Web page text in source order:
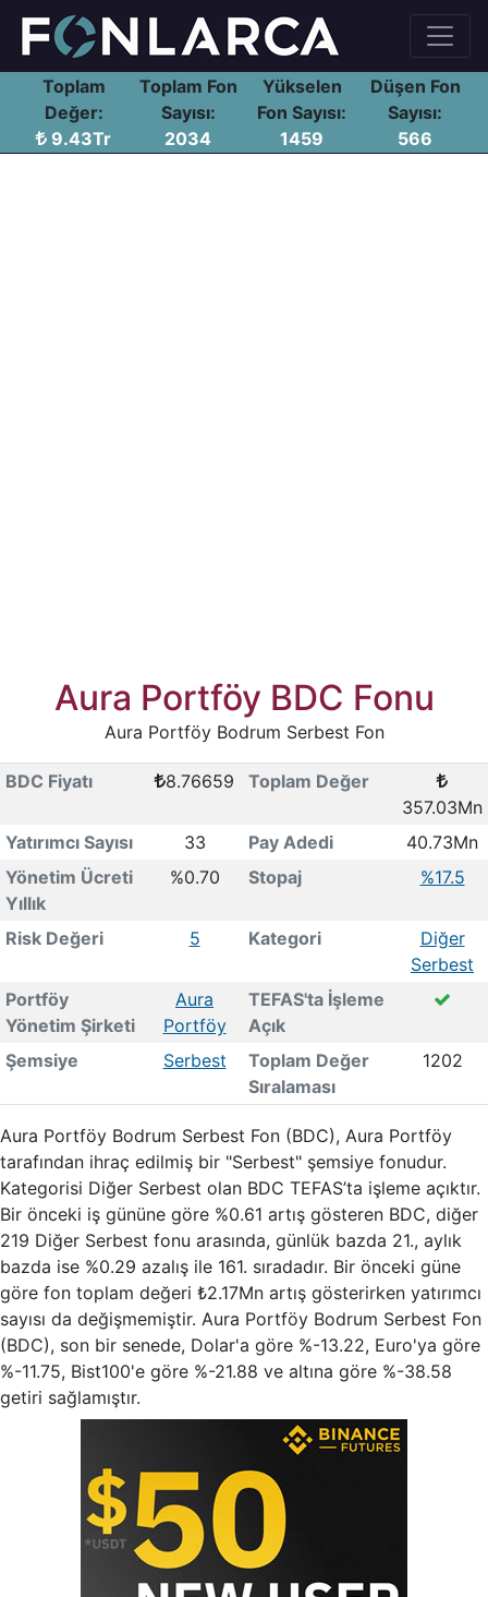
Toplam
Değer:
9.43Tr
Toplam Fon
Sayısı:
2034
Yükselen
Fon Sayısı:
1459
Düşen Fon
Sayısı:
566
Aura Portföy BDC Fonu
Aura Portföy Bodrum Serbest Fon
BDC Fiyatı 8.76659
Toplam Değer
357.03Mn
Yatırımcı Sayısı
33 Pay Adedi
40.73Mn
Yönetim Ücreti
Yıllık
%0.70 Stopaj %17.5
Risk Değeri 5 Kategori
Diğer
Serbest
Portföy
Yönetim Şirketi
Aura
Portföy
TEFAS'ta İşleme
Açık
Şemsiye
Serbest
Toplam Değer
Sıralaması
1202
Aura Portföy Bodrum Serbest Fon (BDC), Aura Portföy
tarafından ihraç edilmiş bir "Serbest" şemsiye fonudur.
Kategorisi Diğer Serbest olan BDC TEFAS’ta işleme açıktır.
Bir önceki iş gününe göre %0.61 artış gösteren BDC, diğer
219 Diğer Serbest fonu arasında, günlük bazda 21., aylık
bazda ise %0.29 azalış ile 161. sıradadır. Bir önceki güne
göre fon toplam değeri ₺2.17Mn artış gösterirken yatırımcı
sayısı da değişmemiştir. Aura Portföy Bodrum Serbest Fon
(BDC), son bir senede, Dolar'a göre %-13.22, Euro'ya göre
%-11.75, Bist100'e göre %-21.88 ve altına göre %-38.58
getiri sağlamıştır.